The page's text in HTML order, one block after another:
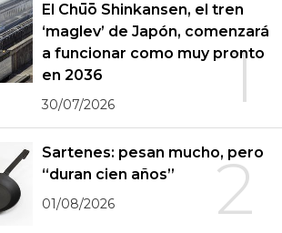
1
El Chūō Shinkansen, el tren
‘maglev’ de Japón, comenzará
a funcionar como muy pronto
en 2036
30/07/2026
2
Sartenes: pesan mucho, pero
“duran cien años”
01/08/2026